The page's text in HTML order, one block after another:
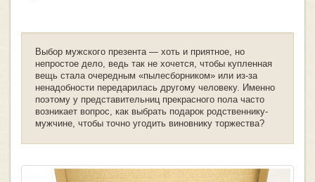
Выбор мужского презента — хоть и приятное, но
непростое дело, ведь так не хочется, чтобы купленная
вещь стала очередным «пылесборником» или из-за
ненадобности передарилась другому человеку. Именно
поэтому у представительниц прекрасного пола часто
возникает вопрос, как выбрать подарок родственнику-
мужчине, чтобы точно угодить виновнику торжества?